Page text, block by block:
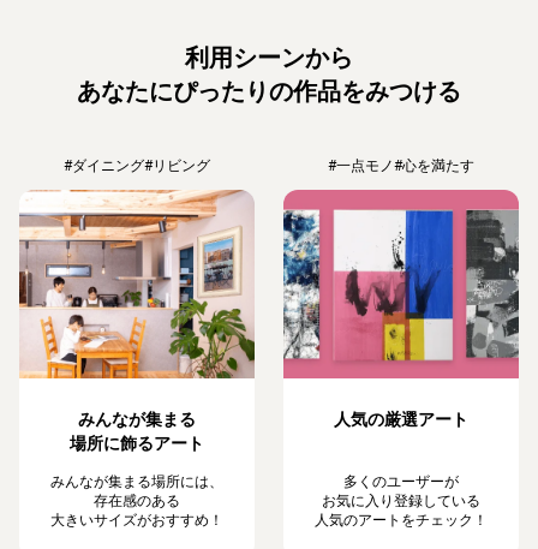
利用シーンから
あなたにぴったりの作品をみつける
#ダイニング#リビング
みんなが集まる
場所に飾るアート
みんなが集まる場所には、
存在感のある
大きいサイズがおすすめ！
#一点モノ#心を満たす
人気の厳選アート
多くのユーザーが
お気に入り登録している
人気のアートをチェック！